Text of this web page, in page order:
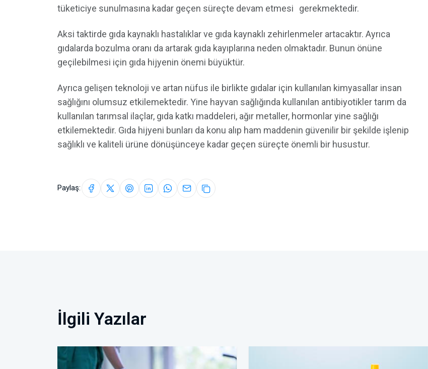
tüketiciye sunulmasına kadar geçen süreçte devam etmesi gerekmektedir.
Aksi taktirde gıda kaynaklı hastalıklar ve gıda kaynaklı zehirlenmeler artacaktır. Ayrıca
gıdalarda bozulma oranı da artarak gıda kayıplarına neden olmaktadır. Bunun önüne
geçilebilmesi için gıda hijyenin önemi büyüktür.
Ayrıca gelişen teknoloji ve artan nüfus ile birlikte gıdalar için kullanılan kimyasallar insan
sağlığını olumsuz etkilemektedir. Yine hayvan sağlığında kullanılan antibiyotikler tarım da
kullanılan tarımsal ilaçlar, gıda katkı maddeleri, ağır metaller, hormonlar yine sağlığı
etkilemektedir. Gıda hijyeni bunları da konu alıp ham maddenin güvenilir bir şekilde işlenip
sağlıklı ve kaliteli ürüne dönüşünceye kadar geçen süreçte önemli bir husustur.
Paylaş:
İlgili Yazılar